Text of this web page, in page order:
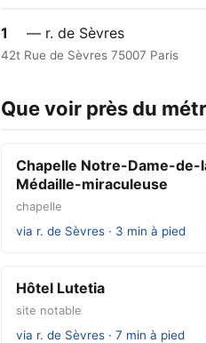
1 — r. de Sèvres
42t Rue de Sèvres 75007 Paris
Que voir près du
Chapelle Notre-Dame-de-
Médaille-miraculeuse
chapelle
via r. de Sèvres · 3 min à pied
Hôtel Lutetia
site notable
via r. de Sèvres · 7 min à pied